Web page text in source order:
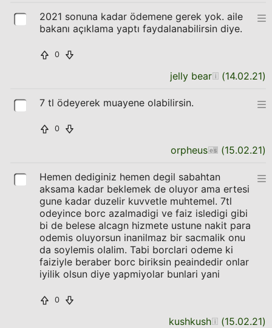
2021 sonuna kadar ödemene gerek yok. aile
bakanı açıklama yaptı faydalanabilirsin diye.
0
jelly bear (14.02.21)
7 tl ödeyerek muayene olabilirsin.
0
orpheus (15.02.21)
Hemen dediginiz hemen degil sabahtan
aksama kadar beklemek de oluyor ama ertesi
gune kadar duzelir kuvvetle muhtemel. 7tl
odeyince borc azalmadigi ve faiz isledigi gibi
bi de belese alcagn hizmete ustune nakit para
odemis oluyorsun inanilmaz bir sacmalik onu
da soylemis olalim. Tabi borclari odeme ki
faiziyle beraber borc biriksin peaindedir onlar
iyilik olsun diye yapmiyolar bunlari yani
0
kushkush (15.02.21)